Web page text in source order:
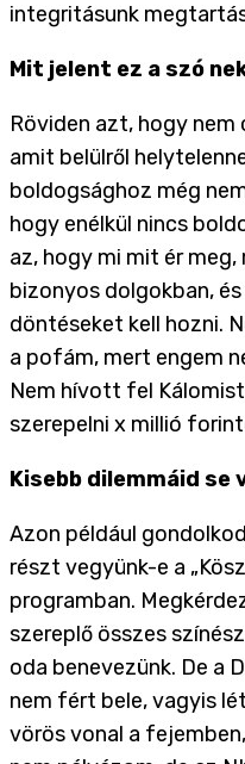
integritásunk
Mit jelent ez a szó
Röviden azt, hogy
amit belülről
boldogsághoz még
hogy enélkül nincs
az, hogy mi mit ér
bizonyos dolgokban,
döntéseket kell hozni.
a pofám, mert engem
Nem hívott fel
szerepelni x millió
Kisebb dilemmáid se
Azon például
részt vegyünk-e a
programban.
szereplő összes
oda benevezünk. De a
nem fért bele, vagyis
vörös vonal a